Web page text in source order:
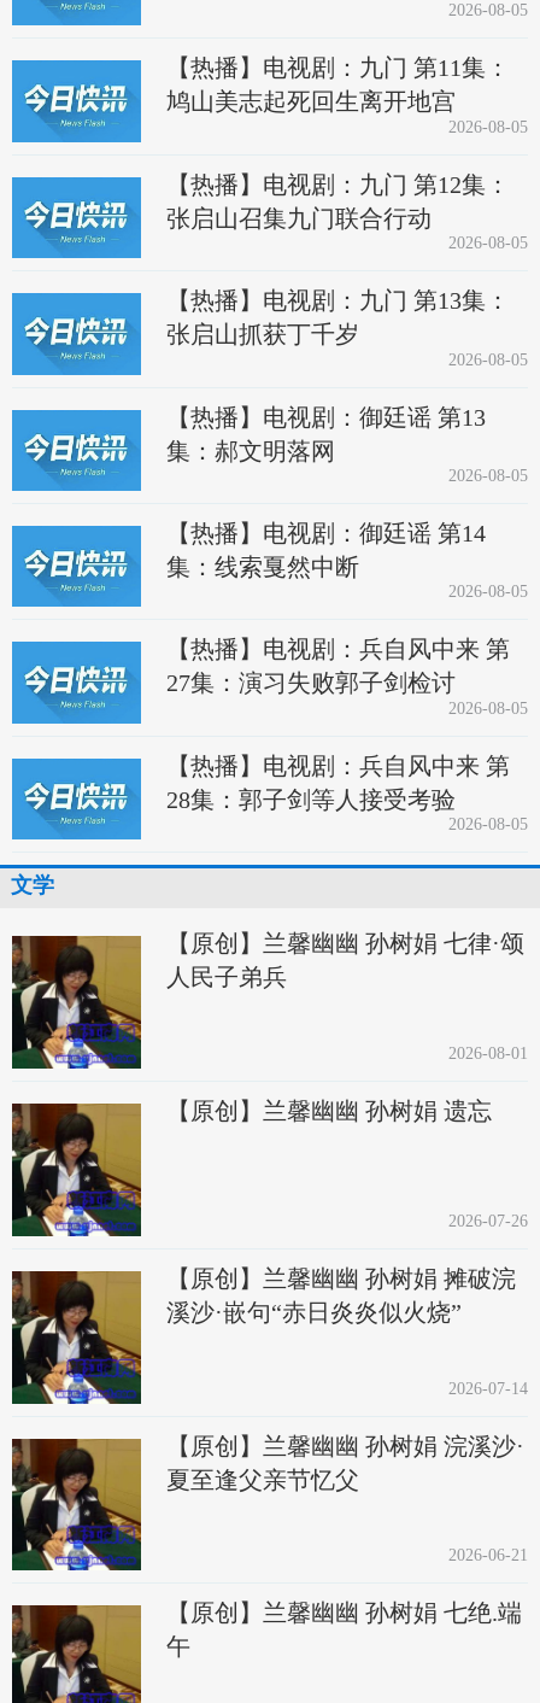
2026-08-05
【热播】电视剧：九门 第11集：
鸠山美志起死回生离开地宫
2026-08-05
【热播】电视剧：九门 第12集：
张启山召集九门联合行动
2026-08-05
【热播】电视剧：九门 第13集：
张启山抓获丁千岁
2026-08-05
【热播】电视剧：御廷谣 第13
集：郝文明落网
2026-08-05
【热播】电视剧：御廷谣 第14
集：线索戛然中断
2026-08-05
【热播】电视剧：兵自风中来 第
27集：演习失败郭子剑检讨
2026-08-05
【热播】电视剧：兵自风中来 第
28集：郭子剑等人接受考验
2026-08-05
文学
【原创】兰馨幽幽 孙树娟 七律·颂
人民子弟兵
2026-08-01
【原创】兰馨幽幽 孙树娟 遗忘
2026-07-26
【原创】兰馨幽幽 孙树娟 摊破浣
溪沙·嵌句“赤日炎炎似火烧”
2026-07-14
【原创】兰馨幽幽 孙树娟 浣溪沙·
夏至逢父亲节忆父
2026-06-21
【原创】兰馨幽幽 孙树娟 七绝.端
午